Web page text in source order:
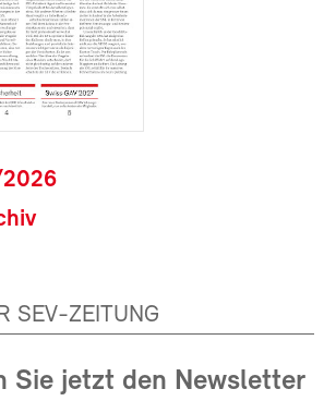
SEV-ZEITUNG
Sie jetzt den Newsletter